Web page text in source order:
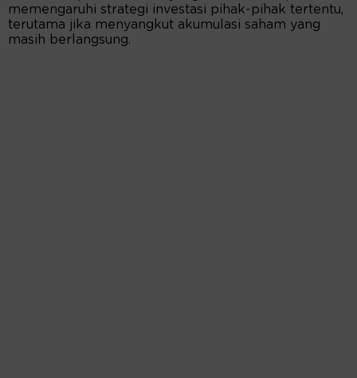
memengaruhi strategi investasi pihak-pihak tertentu,
terutama jika menyangkut akumulasi saham yang
masih berlangsung.